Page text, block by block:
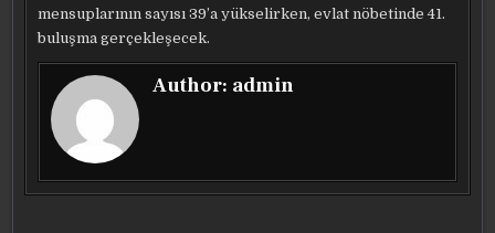
mensuplarının sayısı 39’a yükselirken, evlat nöbetinde 41.
buluşma gerçekleşecek.
Author: admin